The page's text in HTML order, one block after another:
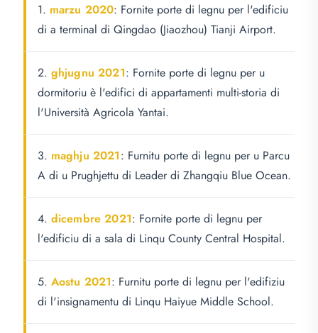
1. marzu 2020: Fornite porte di legnu per l'edificiu
di a terminal di Qingdao (Jiaozhou) Tianji Airport.
2. ghjugnu 2021: Fornite porte di legnu per u
dormitoriu è l'edifici di appartamenti multi-storia di
l'Università Agricola Yantai.
3. maghju 2021: Furnitu porte di legnu per u Parcu
A di u Prughjettu di Leader di Zhangqiu Blue Ocean.
4. dicembre 2021: Fornite porte di legnu per
l'edificiu di a sala di Linqu County Central Hospital.
5. Aostu 2021: Furnitu porte di legnu per l'edifiziu
di l'insignamentu di Linqu Haiyue Middle School.